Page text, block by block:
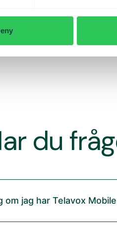
du
om jag har Telavox